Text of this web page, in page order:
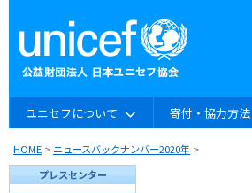
ユニセフについて 寄付・協力方法
HOME > ニュースバックナンバー2020年 >
プレスセンター